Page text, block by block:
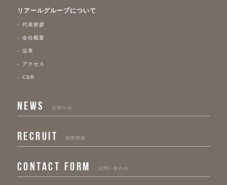
リアールグループについて
代表挨拶
会社概要
沿革
アクセス
CSR
NEWS お知らせ
RECRUIT 採用情報
CONTACT FORM お問い合わせ